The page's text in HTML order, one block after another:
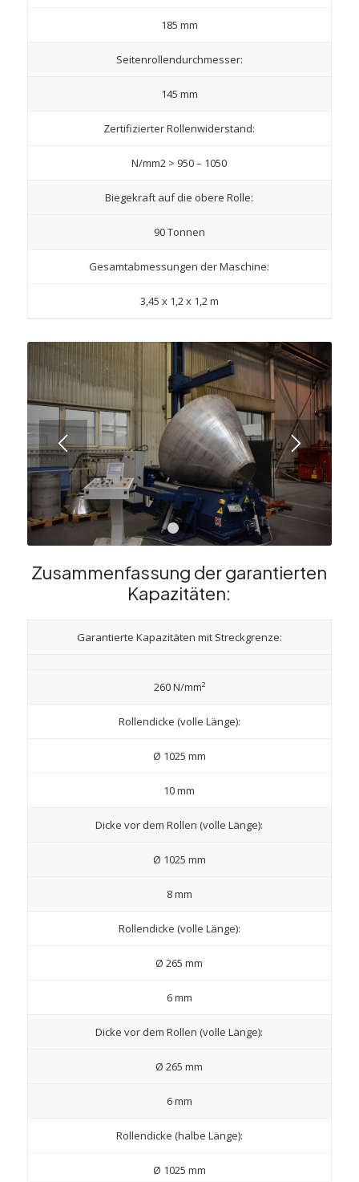
185 mm
Seitenrollendurchmesser:
145 mm
Zertifizierter Rollenwiderstand:
N/mm2 > 950 – 1050
Biegekraft auf die obere Rolle:
90 Tonnen
Gesamtabmessungen der Maschine:
3,45 x 1,2 x 1,2 m
1 2
Zusammenfassung der garantierten
Kapazitäten:
Garantierte Kapazitäten mit Streckgrenze:
260 N/mm²
Rollendicke (volle Länge):
Ø 1025 mm
10 mm
Dicke vor dem Rollen (volle Länge):
Ø 1025 mm
8 mm
Rollendicke (volle Länge):
Ø 265 mm
6 mm
Dicke vor dem Rollen (volle Länge):
Ø 265 mm
6 mm
Rollendicke (halbe Länge):
Ø 1025 mm